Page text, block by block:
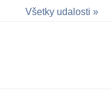
Všetky udalosti